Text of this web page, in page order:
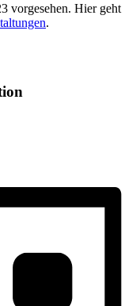
vorgesehen. Hier geht
.